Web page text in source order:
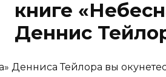
книге
Деннис
Денниса Тейлора вы